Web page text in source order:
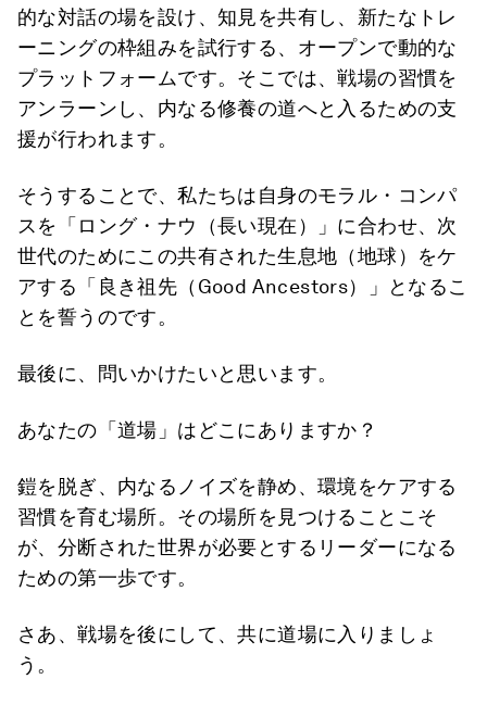
的な対話の場を設け、知見を共有し、新たなトレ
ーニングの枠組みを試行する、オープンで動的な
プラットフォームです。そこでは、戦場の習慣を
アンラーンし、内なる修養の道へと入るための支
援が行われます。
そうすることで、私たちは自身のモラル・コンパ
スを「ロング・ナウ（長い現在）」に合わせ、次
世代のためにこの共有された生息地（地球）をケ
アする「良き祖先（Good Ancestors）」となるこ
とを誓うのです。
最後に、問いかけたいと思います。
あなたの「道場」はどこにありますか？
鎧を脱ぎ、内なるノイズを静め、環境をケアする
習慣を育む場所。その場所を見つけることこそ
が、分断された世界が必要とするリーダーになる
ための第一歩です。
さあ、戦場を後にして、共に道場に入りましょ
う。